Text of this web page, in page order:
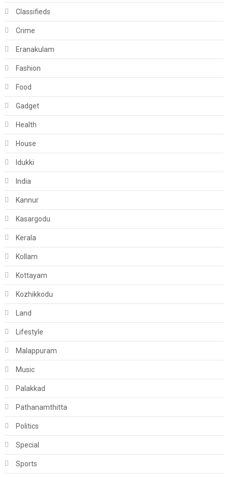
Classifieds
Crime
Eranakulam
Fashion
Food
Gadget
Health
House
Idukki
India
Kannur
Kasargodu
Kerala
Kollam
Kottayam
Kozhikkodu
Land
Lifestyle
Malappuram
Music
Palakkad
Pathanamthitta
Politics
Special
Sports